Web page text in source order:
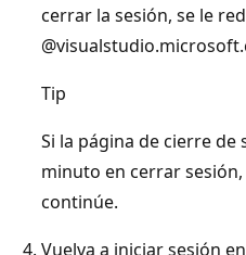
cerrar la sesión, se le
Tip
Si la página de cierre de
minuto en cerrar
continúe.
Vuelva a iniciar sesión